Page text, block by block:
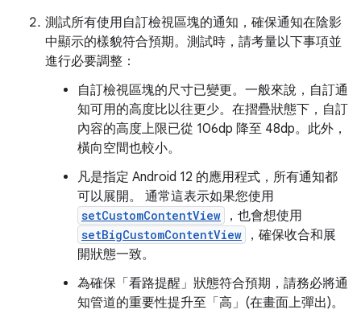
測試所有使用自訂檢視區塊的通知，確保通知在陰影
中顯示的樣貌符合預期。測試時，請考量以下事項並
進行必要調整：
自訂檢視區塊的尺寸已變更。一般來說，自訂通
知可用的高度比以往更少。在摺疊狀態下，自訂
內容的高度上限已從 106dp 降至 48dp。此外，
橫向空間也較小。
凡是指定 Android 12 的應用程式，所有通知都
可以展開。 通常這表示如果您使用
setCustomContentView ，也會想使用
setBigCustomContentView
，確保收合和展
開狀態一致。
為確保「看路提醒」狀態符合預期，請務必將通
知管道的重要性提升至「高」(在畫面上彈出)。